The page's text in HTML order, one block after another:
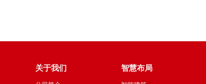
关于我们 智慧布局